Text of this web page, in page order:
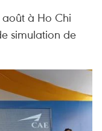
à Ho Chi
simulation de